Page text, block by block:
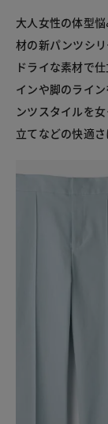
大人女性の体型
材の新パンツシ
ドライな素材で
インや脚のライ
ンツスタイルを
立てなどの快適さ